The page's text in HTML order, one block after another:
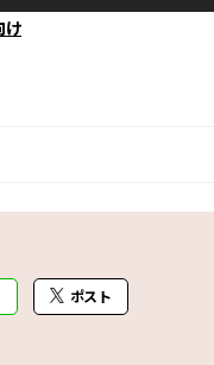
け
ポスト